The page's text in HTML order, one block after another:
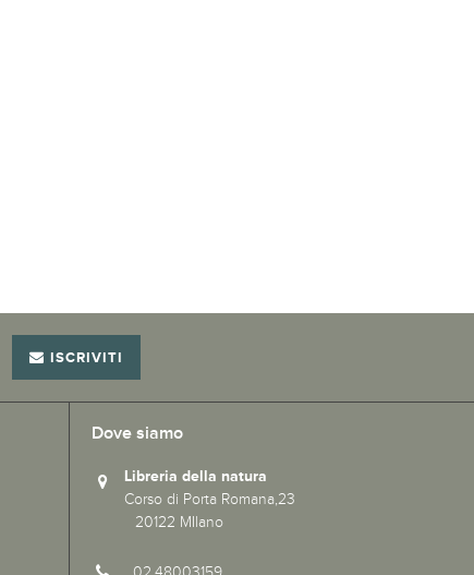
ISCRIVITI
Dove siamo
Libreria della natura
Corso di Porta Romana,23
20122 MIlano